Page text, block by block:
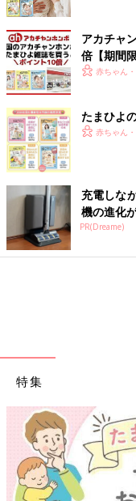
アカチャ
倍【期間限
赤ちゃん
たまひよ
赤ちゃん
充電しな
機の進化
PR(Dreame)
特集